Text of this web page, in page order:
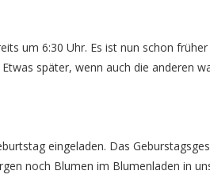
um 6:30 Uhr. Es ist nun schon
später, wenn auch die anderen
eingeladen. Das
noch Blumen im Blumenladen in